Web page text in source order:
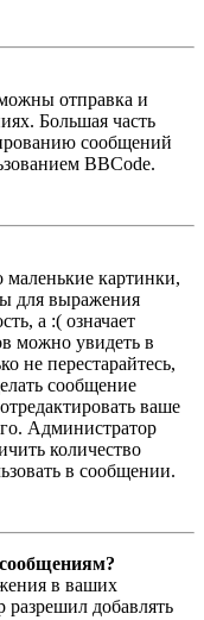
отправка и
Большая часть
сообщений
BBCode.
картинки,
для выражения
а :( означает
можно увидеть в
не перестарайтесь,
сообщение
ваше
Администратор
количество
в сообщении.
в ваших
добавлять